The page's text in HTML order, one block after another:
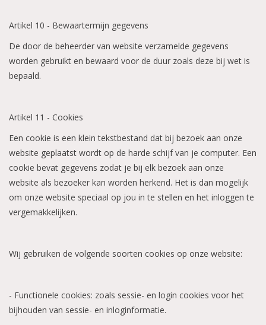
Artikel 10 - Bewaartermijn gegevens
De door de beheerder van website verzamelde gegevens
worden gebruikt en bewaard voor de duur zoals deze bij wet is
bepaald.
Artikel 11 - Cookies
Een cookie is een klein tekstbestand dat bij bezoek aan onze
website geplaatst wordt op de harde schijf van je computer. Een
cookie bevat gegevens zodat je bij elk bezoek aan onze
website als bezoeker kan worden herkend. Het is dan mogelijk
om onze website speciaal op jou in te stellen en het inloggen te
vergemakkelijken.
Wij gebruiken de volgende soorten cookies op onze website:
- Functionele cookies: zoals sessie- en login cookies voor het
bijhouden van sessie- en inloginformatie.